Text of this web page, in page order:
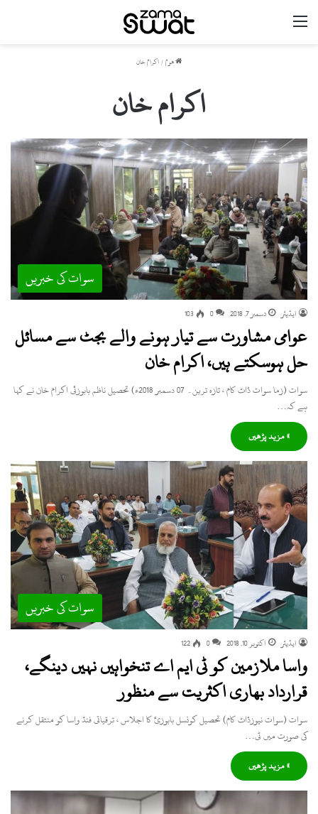
ھوم/اکرام خان
اکرام خان
سوات کی خبریں
ایڈیٹر دسمبر 7, 2018 0
103
عوامی مشاورت سے تیار ہونے والے بجٹ سے مسائل
حل ہوسکتے ہیں، اکرام خان
سوات (زما سوات ڈاٹ کام ، تازہ ترین۔ 07 دسمبر 2018ء) تحصیل ناظم بابوزئی اکرام خان نے کہا
ہے کہ…
» مزید پڑھیں
سوات کی خبریں
ایڈیٹر اکتوبر 10, 2018 0
122
واسا ملازمین کو ٹی ایم اے تنخواہیں نہیں دینگے،
قرارداد بھاری اکثریت سے منظور
سوات (سوات نیوزڈاٹ کام) تحصیل کونسل بابوزئ کا اجلاس ، ترقیاتی فنڈ واسا کو منتقل کرنے
کی صورت میں ٹی…
» مزید پڑھیں